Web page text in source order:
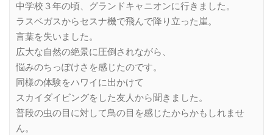
中学校３年の頃、グランドキャニオンに行きました。
ラスベガスからセスナ機で飛んで降り立った崖。
言葉を失いました。
広大な自然の絶景に圧倒されながら、
悩みのちっぽけさを感じたのです。
同様の体験をハワイに出かけて
スカイダイビングをした友人から聞きました。
普段の虫の目に対して鳥の目を感じたからかもしれませ
ん。